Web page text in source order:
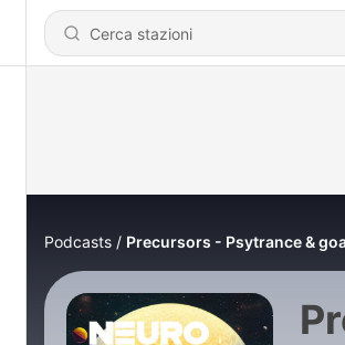
Podcasts Precursors - Psytrance &